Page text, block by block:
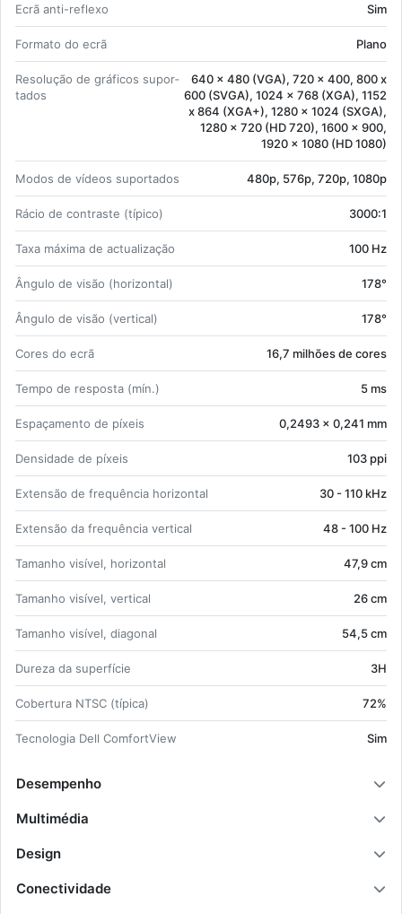
Ecrã anti-re­flexo Sim
For­mato do ecrã Plano
Re­so­lução de grá­ficos su­por­
tados
640 x 480 (VGA), 720 x 400, 800 x
600 (SVGA), 1024 x 768 (XGA), 1152
x 864 (XGA+), 1280 x 1024 (SXGA),
1280 x 720 (HD 720), 1600 x 900,
1920 x 1080 (HD 1080)
Modos de ví­deos su­por­tados 480p, 576p, 720p, 1080p
Rácio de con­traste (tí­pico) 3000:1
Taxa má­xima de ac­tu­a­li­zação 100 Hz
Ân­gulo de visão (ho­ri­zontal) 178°
Ân­gulo de visão (ver­tical) 178°
Cores do ecrã 16,7 mi­lhões de cores
Tempo de res­posta (mín.) 5 ms
Es­pa­ça­mento de pí­xeis 0,2493 x 0,241 mm
Den­si­dade de pí­xeis 103 ppi
Ex­tensão de frequência ho­ri­zontal 30 - 110 kHz
Ex­tensão da frequência ver­tical 48 - 100 Hz
Ta­manho vi­sível, ho­ri­zontal 47,9 cm
Ta­manho vi­sível, ver­tical 26 cm
Ta­manho vi­sível, di­a­gonal 54,5 cm
Du­reza da su­per­fície 3H
Co­ber­tura NTSC (tí­pica) 72%
Tec­no­logia Dell Com­fort­View Sim
Desempenho
Multimédia
Design
Conectividade